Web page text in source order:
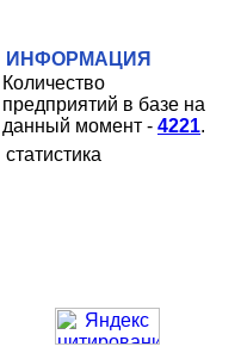
ИНФОРМАЦИЯ
Количество
предприятий в базе на
данный момент - 4221.
статистика